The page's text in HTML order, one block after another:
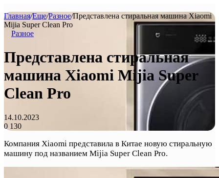
Главная/Еще/Разное/Представлена стиральная машина Xiaomi
Mijia Super Clean Pro
Разное
Представлена стиральная
машина Xiaomi Mijia Super
Clean Pro
14.10.2023
0 130
Компания Xiaomi представила в Китае новую стиральную
машину под названием Mijia Super Clean Pro.